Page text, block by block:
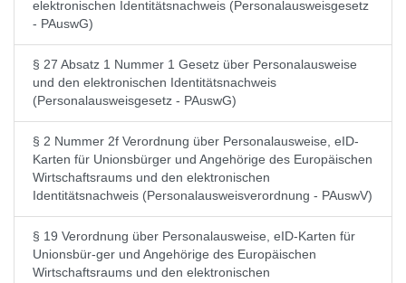
elektronischen Identitätsnachweis (Personalausweisgesetz
- PAuswG)
§ 27 Absatz 1 Nummer 1 Gesetz über Personalausweise
und den elektronischen Identitätsnachweis
(Personalausweisgesetz - PAuswG)
§ 2 Nummer 2f Verordnung über Personalausweise, eID-
Karten für Unionsbürger und Angehörige des Europäischen
Wirtschaftsraums und den elektronischen
Identitätsnachweis (Personalausweisverordnung - PAuswV)
§ 19 Verordnung über Personalausweise, eID-Karten für
Unionsbür-ger und Angehörige des Europäischen
Wirtschaftsraums und den elektronischen